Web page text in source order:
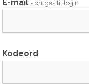
E-mail - bruges til login
Kodeord